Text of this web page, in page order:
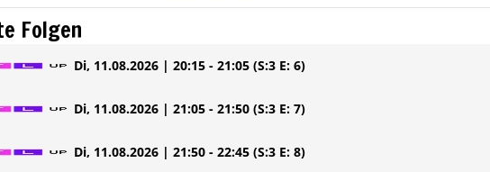
Folgen
Di, 11.08.2026 | 20:15 - 21:05 (S:3 E: 6)
Di, 11.08.2026 | 21:05 - 21:50 (S:3 E: 7)
Di, 11.08.2026 | 21:50 - 22:45 (S:3 E: 8)